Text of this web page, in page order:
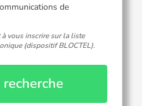
de
vous inscrire sur la liste
(dispositif BLOCTEL).